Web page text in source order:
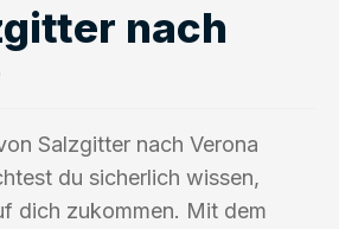
nach
Salzgitter nach Verona
du sicherlich wissen,
dich zukommen. Mit dem